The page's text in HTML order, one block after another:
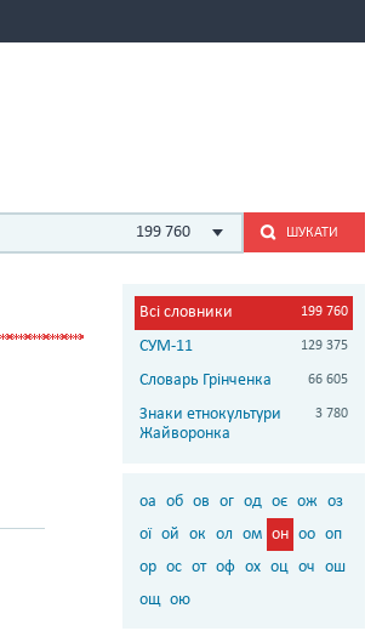
199 760 ШУКАТИ
Всі словники 199 760
СУМ-11 129 375
Словарь Грінченка 66 605
Знаки етнокультури
Жайворонка
3 780
оа об ов ог од оє ож оз
ої ой ок ол ом он оо оп
ор ос от оф ох оц оч ош
ощ ою